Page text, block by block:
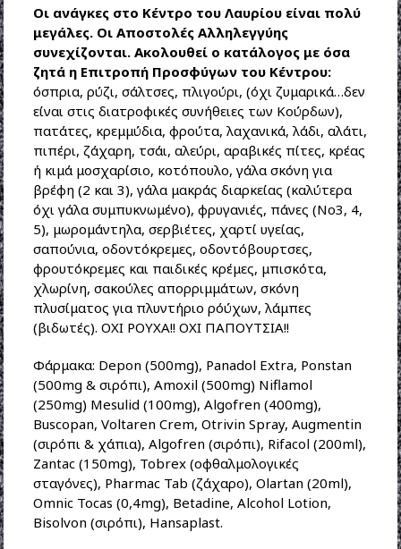
Οι ανάγκες στο Κέντρο του Λαυρίου είναι πολύ
μεγάλες. Οι Αποστολές Αλληλεγγύης
συνεχίζονται. Ακολουθεί ο κατάλογος με όσα
ζητά η Επιτροπή Προσφύγων του Κέντρου:
όσπρια, ρύζι, σάλτσες, πλιγούρι, (όχι ζυμαρικά…δεν
είναι στις διατροφικές συνήθειες των Κούρδων),
πατάτες, κρεμμύδια, φρούτα, λαχανικά, λάδι, αλάτι,
πιπέρι, ζάχαρη, τσάι, αλεύρι, αραβικές πίτες, κρέας
ή κιμά μοσχαρίσιο, κοτόπουλο, γάλα σκόνη για
βρέφη (2 και 3), γάλα μακράς διαρκείας (καλύτερα
όχι γάλα συμπυκνωμένο), φρυγανιές, πάνες (Νο3, 4,
5), μωρομάντηλα, σερβιέτες, χαρτί υγείας,
σαπούνια, οδοντόκρεμες, οδοντόβουρτσες,
φρουτόκρεμες και παιδικές κρέμες, μπισκότα,
χλωρίνη, σακούλες απορριμμάτων, σκόνη
πλυσίματος για πλυντήριο ρόύχων, λάμπες
(βιδωτές). ΟΧΙ ΡΟΥΧΑ!! ΟΧΙ ΠΑΠΟΥΤΣΙΑ!!
Φάρμακα: Depon (500mg), Panadol Extra, Ponstan
(500mg & σιρόπι), Amoxil (500mg) Niflamol
(250mg) Mesulid (100mg), Algofren (400mg),
Buscopan, Voltaren Crem, Otrivin Spray, Augmentin
(σιρόπι & χάπια), Algofren (σιρόπι), Rifacol (200ml),
Zantac (150mg), Tobrex (οφθαλμολογικές
σταγόνες), Pharmac Tab (ζάχαρο), Olartan (20ml),
Omnic Tocas (0,4mg), Betadine, Alcohol Lotion,
Bisolvon (σιρόπι), Hansaplast.